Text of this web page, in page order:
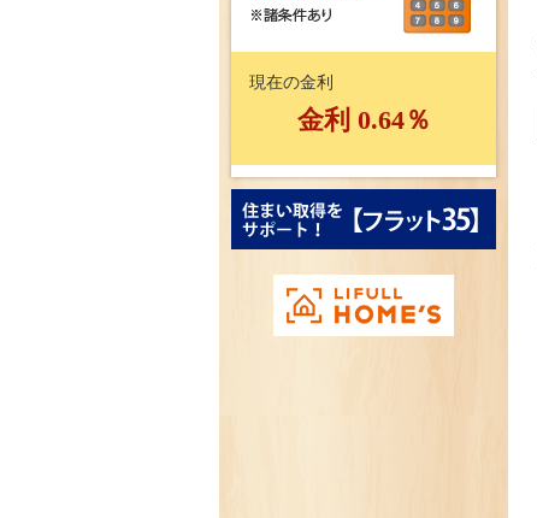
現在の金利
金利 0.64％